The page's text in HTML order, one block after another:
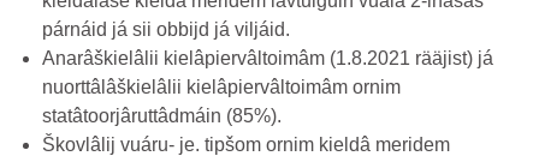
párnáid já sii obbijd já viljáid.
Anarâškielâlii kielâpiervâltoimâm (1.8.2021 rääjist) já
nuorttâlâškielâlii kielâpiervâltoimâm ornim
statâtoorjâruttâdmáin (85%).
Škovlâlij vuáru- je. tipšom ornim kieldâ meridem